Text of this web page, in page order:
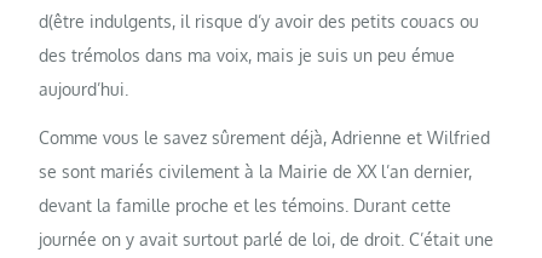
d(être indulgents, il risque d’y avoir des petits couacs ou
des trémolos dans ma voix, mais je suis un peu émue
aujourd’hui.
Comme vous le savez sûrement déjà, Adrienne et Wilfried
se sont mariés civilement à la Mairie de XX l’an dernier,
devant la famille proche et les témoins. Durant cette
journée on y avait surtout parlé de loi, de droit. C’était une